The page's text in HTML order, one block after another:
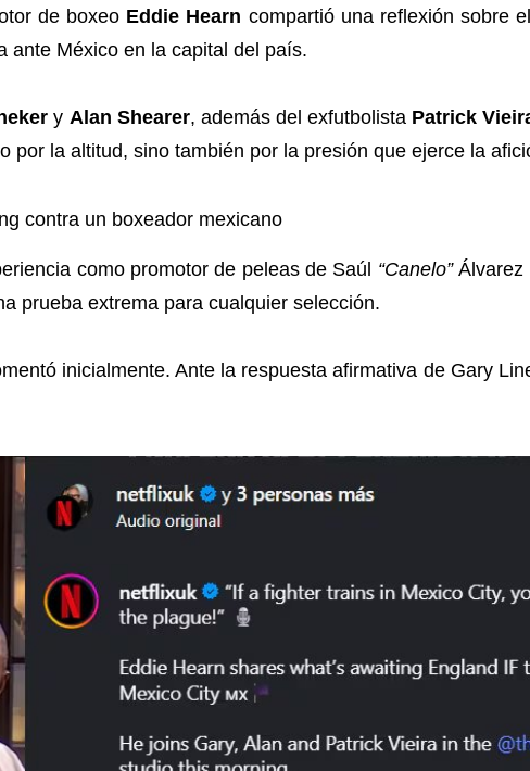
de boxeo Eddie Hearn compartió una reflexión sobre
ante México en la capital del país.
y Alan Shearer, además del exfutbolista Patrick
por la altitud, sino también por la presión que ejerce la
contra un boxeador mexicano
como promotor de peleas de Saúl “Canelo”Álvarez
prueba extrema para cualquier selección.
inicialmente. Ante la respuesta afirmativa de Gary